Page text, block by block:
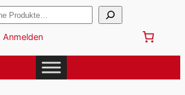
Anmelden